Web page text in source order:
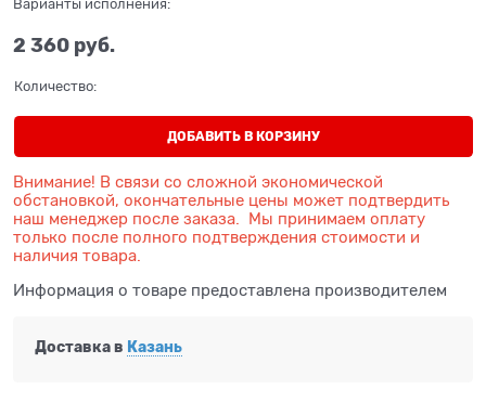
Варианты исполнения:
2 360 руб.
Количество:
ДОБАВИТЬ В КОРЗИНУ
Внимание! В связи со сложной экономической
обстановкой, окончательные цены может подтвердить
наш менеджер после заказа. Мы принимаем оплату
только после полного подтверждения стоимости и
наличия товара.
Информация о товаре предоставлена производителем
Доставка в Казань